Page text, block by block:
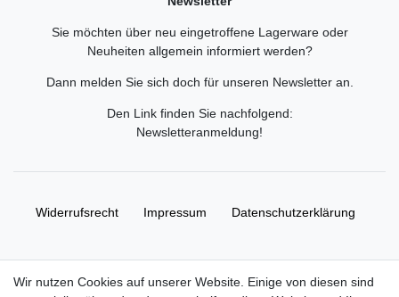
Sie möchten über neu eingetroffene Lagerware oder
Neuheiten allgemein informiert werden?
Dann melden Sie sich doch für unseren Newsletter an.
Den Link finden Sie nachfolgend:
Newsletteranmeldung!
Widerrufs­recht Impressum Daten­schutz­erklärung
Wir nutzen Cookies auf unserer Website. Einige von diesen sind